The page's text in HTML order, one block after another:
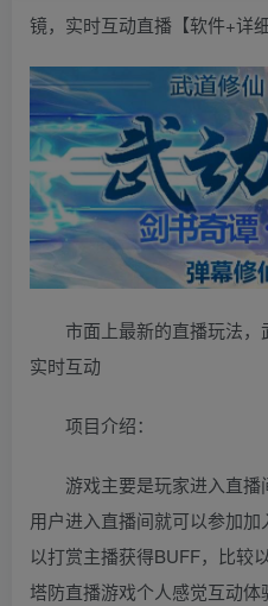
镜，实时互动直播【软件+详细
市面上最新的直播玩法
实时互动
项目介绍：
游戏主要是玩家进入直播
用户进入直播间就可以参加
以打赏主播获得BUFF，比较
塔防直播游戏个人感觉互动体